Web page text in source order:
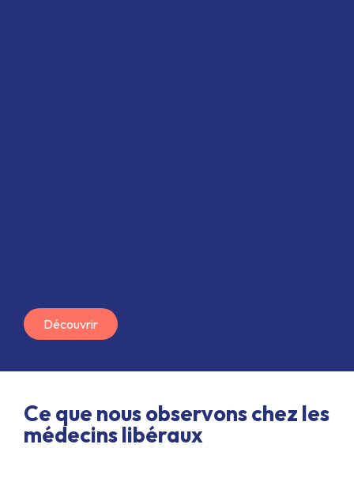
Découvrir
Ce que nous observons chez les
médecins libéraux